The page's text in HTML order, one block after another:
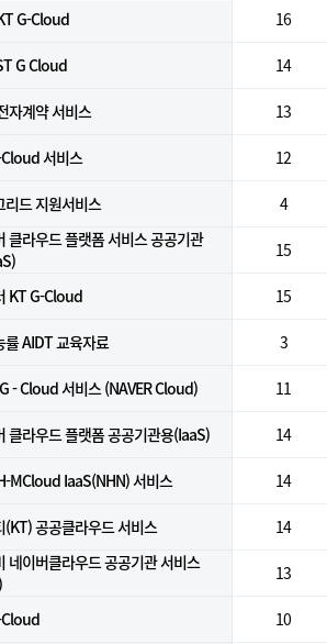
G-Cloud 16
G Cloud 14
자계약 서비스 13
서비스 12
리드 지원서비스 4
클라우드 플랫폼 서비스 공공기관
15
KT G-Cloud 15
률 AIDT 교육자료 3
- Cloud 서비스 (NAVER Cloud) 11
클라우드 플랫폼 공공기관용(IaaS) 14
MCloud IaaS(NHN) 서비스 14
(KT) 공공클라우드 서비스 14
네이버클라우드 공공기관 서비스
13
10